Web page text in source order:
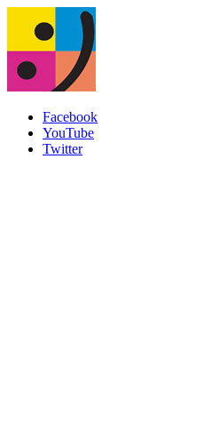
Facebook
YouTube
Twitter